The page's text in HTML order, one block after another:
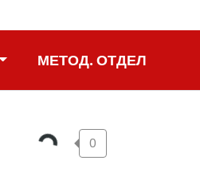
МЕТОД. ОТДЕЛ
0